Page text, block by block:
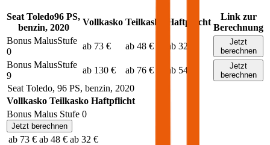
Seat Toledo96 PS,
benzin, 2020
Vollkasko Teilkasko Haftpflicht
Link zur
Berechnung
Bonus MalusStufe
0
ab 73 € ab 48 € ab 32 €
Jetzt
berechnen
Bonus MalusStufe
9
ab 130 € ab 76 € ab 54 €
Jetzt
berechnen
Seat Toledo, 96 PS, benzin, 2020
Vollkasko Teilkasko Haftpflicht
Bonus Malus Stufe 0
Jetzt berechnen
ab 73 € ab 48 € ab 32 €